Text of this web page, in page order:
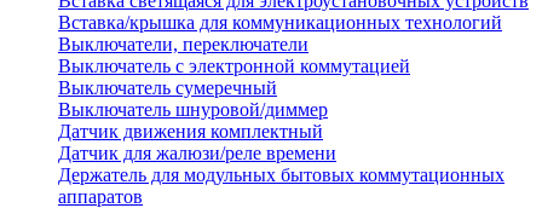
Вставка/крышка для коммуникационных технологий
Выключатели, переключатели
Выключатель с электронной коммутацией
Выключатель сумеречный
Выключатель шнуровой/диммер
Датчик движения комплектный
Датчик для жалюзи/реле времени
Держатель для модульных бытовых коммутационных
аппаратов